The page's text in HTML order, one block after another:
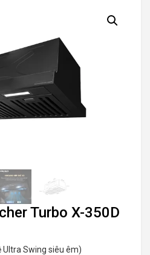
Turbo X-350D
Ultra Swing siêu êm)